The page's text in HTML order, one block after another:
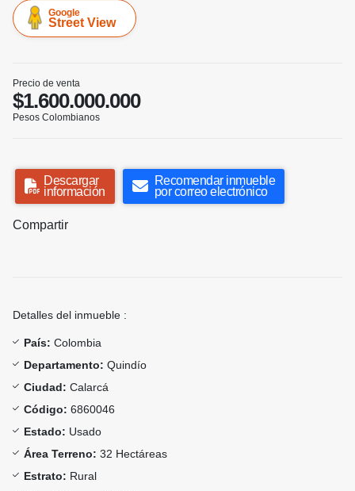
Google
Street View
Precio de venta
$1.600.000.000
Pesos Colombianos
Descargar
información
Recomendar inmueble
por correo electrónico
Compartir
Detalles del inmueble :
País: Colombia
Departamento: Quindío
Ciudad: Calarcá
Código: 6860046
Estado: Usado
Área Terreno: 32 Hectáreas
Estrato: Rural